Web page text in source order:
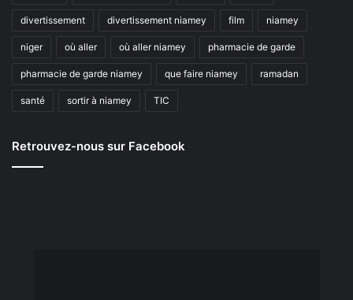
divertissement divertissement niamey film niamey
niger où aller où aller niamey pharmacie de garde
pharmacie de garde niamey que faire niamey ramadan
santé sortir à niamey TIC
Retrouvez-nous sur Facebook